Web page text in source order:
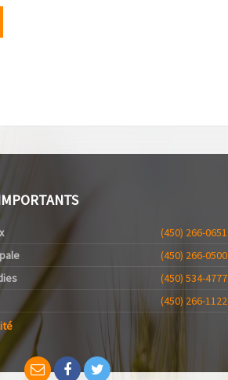
(450) 266-0651
(450) 266-0500
(450) 534-4777
(450) 266-1122